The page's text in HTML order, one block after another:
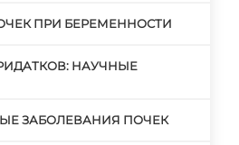
ПРИ БЕРЕМЕННОСТИ
НАУЧНЫЕ
ЗАБОЛЕВАНИЯ ПОЧЕК